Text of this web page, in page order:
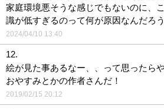
家庭環境悪そうな感じでもないのに、
識が低すぎるのって何が原因なんだろ
2024/04/10 13:40
12.
絵が見た事あるなー、、って思ったら
おやすみとかの作者さんだ！
2019/02/15 20:12